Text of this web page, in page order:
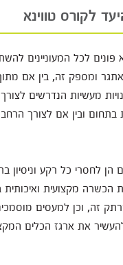
לקורס טווינא
פונים לכל המעוניינים
ומספק זה, בין אם
מעשיות הנדרשים
ובין אם לצורך
הן לחסרי כל רקע וניסיון
הכשרה מקצועית
זה, וכן למעסים
את ארגז הכלים